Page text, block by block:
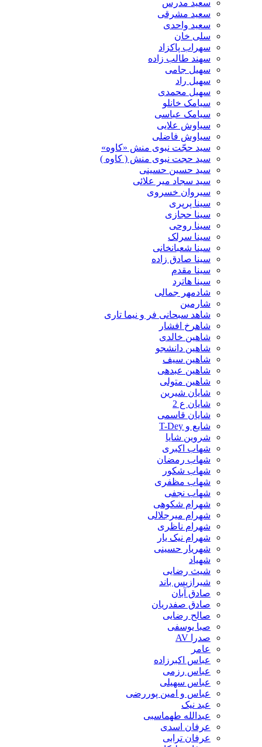
سعید مدرس
سعید مشرقی
سعید واحدی
سلی خان
سهراب پاکزاد
سهند طالب زاده
سهیل جامی
سهیل راد
سهیل محمدی
سیامک خانلو
سیامک عباسی
سیاوش علایی
سیاوش فاضلی
سید حجّت نبوی منش «کاوه»
سید حجت نبوی منش ( کاوه )
سید حسین حسینى
سید سجاد میر علائی
سیروان خسروی
سینا پرپری
سینا حجازی
سینا روحی
سینا سرلک
سینا شعبانخانی
سینا صادق زاده
سینا مقدم
سینا هاترد
شادمهر جمالی
شارمین
شاهد سبحانی فر و نیما تاری
شاهرخ افشار
شاهین خالدی
شاهین دانشجو
شاهین سیف
شاهین عبدهی
شاهین متولی
شایان شیرین
شایان ع 2
شایان قاسمی
شایع و T-Dey
شروین شایا
شهاب اکبری
شهاب رمضان
شهاب شکور
شهاب مظفری
شهاب نجفی
شهرام شکوهی
شهرام میرجلالی
شهرام ناظری
شهرام نیک یار
شهریار حسینی
شهیاد
شیث رضایی
شیرازیس باند
صادق آبان
صادق صفدریان
صالح رضایی
صبا یوسفی
صدرا AV
عامر
عباس اکبرزاده
عباس رزمی
عباس سهیلی
عباس و امین پوررضی
عبد نیک
عبدالله طهماسبی‎
عرفان اسدی
عرفان ترابی